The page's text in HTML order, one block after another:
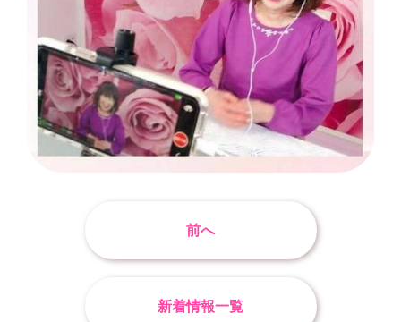
前へ
新着情報一覧